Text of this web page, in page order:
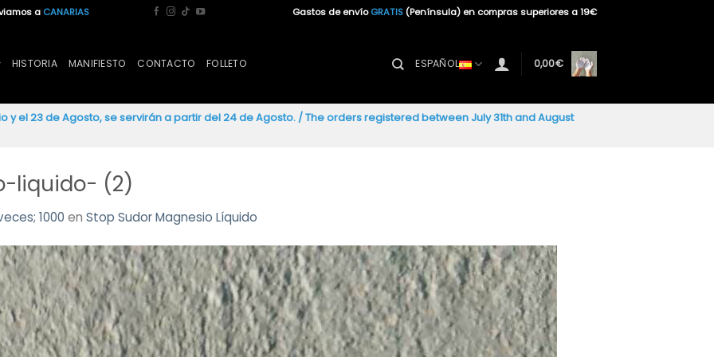
a CANARIAS Gastos de envíoGRATIS (Península) en compras superiores a 19€
HISTORIA MANIFIESTO CONTACTO FOLLETO ESPAÑOL 0,00€
y el 23 de Agosto, se servirán a partir del 24 de Agosto. / The orders registered between July 31th and August
liquido- (2)
1000 en Stop Sudor Magnesio Líquido